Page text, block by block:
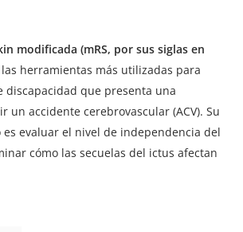
modificada (mRS, por sus siglas en
herramientas más utilizadas para
discapacidad que presenta una
un accidente cerebrovascular (ACV). Su
evaluar el nivel de independencia del
cómo las secuelas del ictus afectan